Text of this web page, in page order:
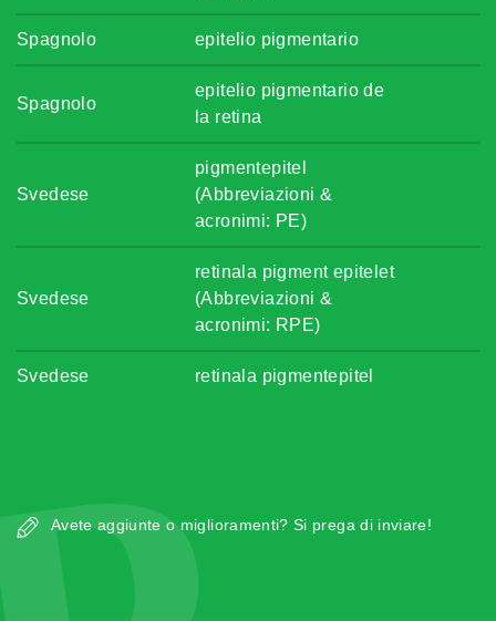
Spagnolo epitelio pigmentario
Spagnolo
epitelio pigmentario de
la retina
Svedese
pigmentepitel
(Abbreviazioni &
acronimi: PE)
Svedese
retinala pigment epitelet
(Abbreviazioni &
acronimi: RPE)
Svedese retinala pigmentepitel
Avete aggiunte o miglioramenti? Si prega di inviare!